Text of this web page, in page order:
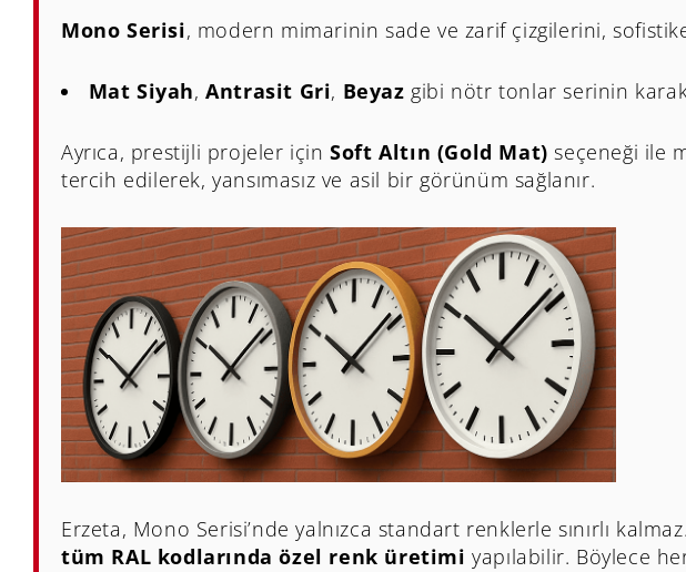
Mono Serisi, modern mimarinin sade ve zarif çizgilerini,
Mat Siyah,Antrasit Gri, Beyazgibi nötr tonlar serinin
Ayrıca, prestijli projeler içinSoft Altın (Gold Mat) seçeneği ile
tercih edilerek, yansımasız ve asil bir görünüm sağlanır.
Erzeta, Mono Serisi’nde yalnızca standart renklerle sınırlı
tüm RAL kodlarında özel renk üretimi yapılabilir. Böylece